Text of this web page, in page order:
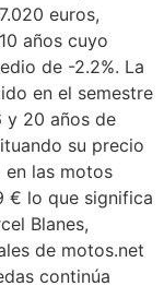
euros,
años cuyo
de -2.2%. La
en el semestre
y 20 años de
su precio
en las motos
€ lo que significa
Blanes,
de motos.net
continúa